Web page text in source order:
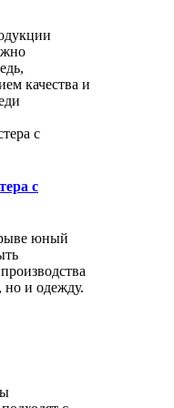
качества и
с
юный
но и одежду.